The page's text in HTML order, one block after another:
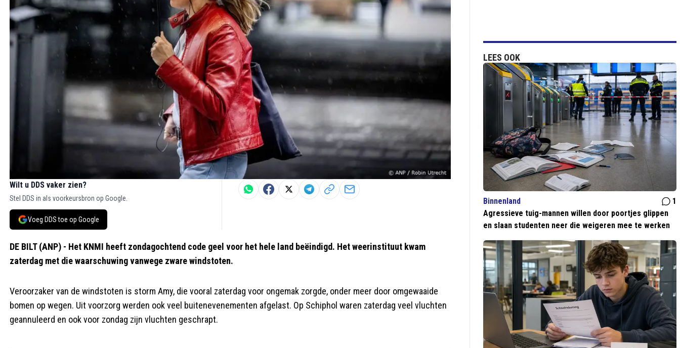
Wilt u DDS vaker zien?
Stel DDS in als voorkeursbron op Google.
Voeg DDS toe op Google
DE BILT (ANP) - Het KNMI heeft zondagochtend code geel voor het hele land beëindigd. Het weerinstituut kwam
zaterdag met die waarschuwing vanwege zware windstoten.
Veroorzaker van de windstoten is storm Amy, die vooral zaterdag voor ongemak zorgde, onder meer door omgewaaide
bomen op wegen. Uit voorzorg werden ook veel buitenevenementen afgelast. Op Schiphol waren zaterdag veel vluchten
geannuleerd en ook voor zondag zijn vluchten geschrapt.
LEES OOK
Binnenland
1
Agressieve tuig-mannen willen door poortjes glippen
en slaan studenten neer die weigeren mee te werken